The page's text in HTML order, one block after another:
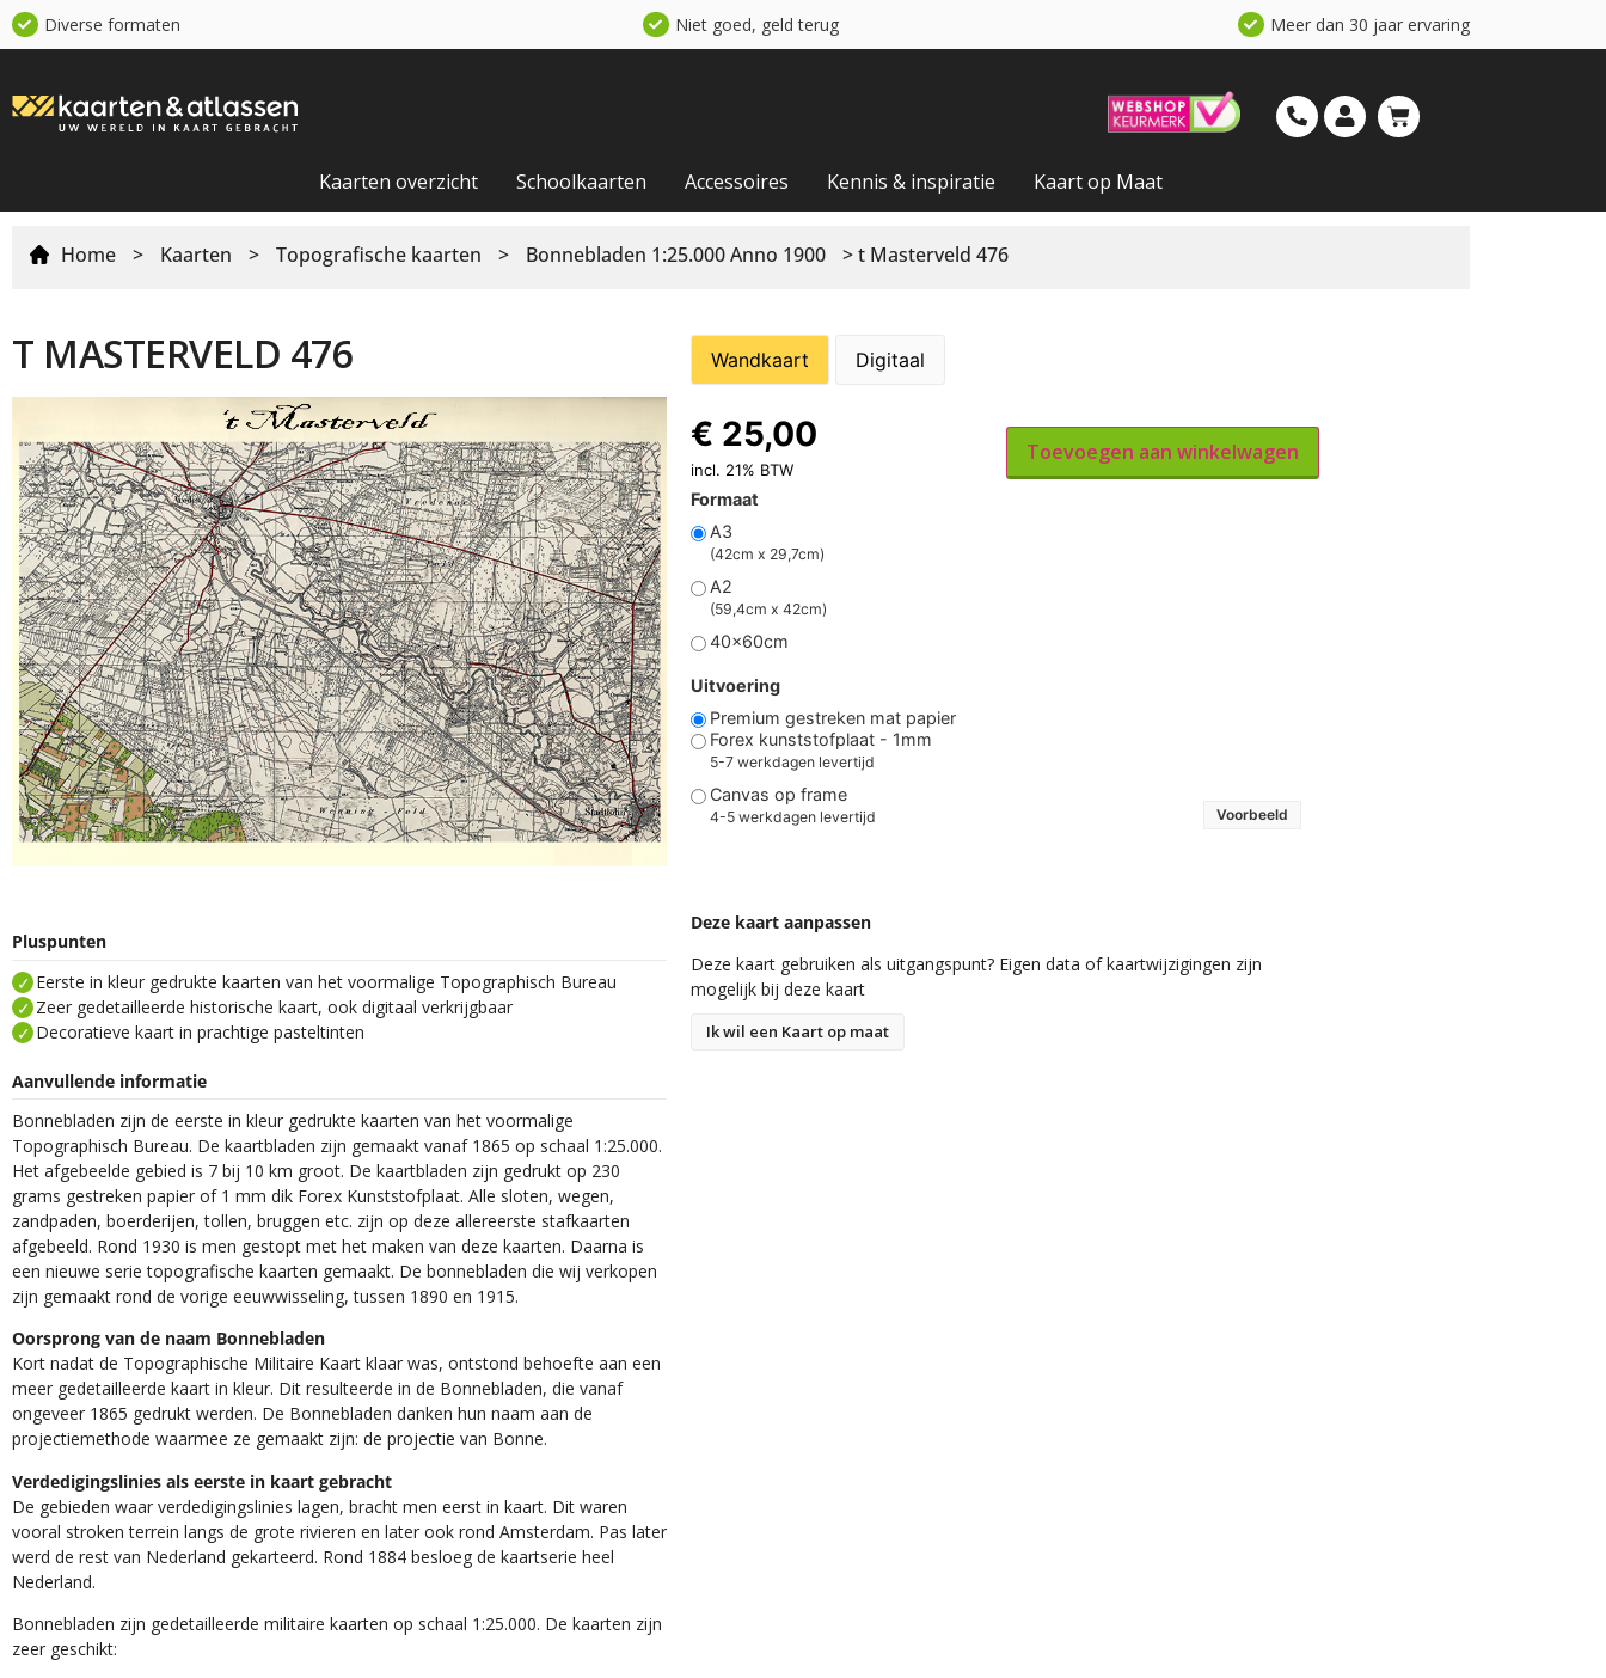
Diverse formaten Niet goed, geld terug Meer dan 30 jaar ervaring
Kaarten overzicht Schoolkaarten Accessoires Kennis & inspiratie Kaart op Maat
Home > Kaarten > Topografische kaarten > Bonnebladen 1:25.000 Anno 1900 > t Masterveld 476
T MASTERVELD 476
Pluspunten
Eerste in kleur gedrukte kaarten van het voormalige Topographisch Bureau
Zeer gedetailleerde historische kaart, ook digitaal verkrijgbaar
Decoratieve kaart in prachtige pasteltinten
Aanvullende informatie
Bonnebladen zijn de eerste in kleur gedrukte kaarten van het voormalige
Topographisch Bureau. De kaartbladen zijn gemaakt vanaf 1865 op schaal 1:25.000.
Het afgebeelde gebied is 7 bij 10 km groot. De kaartbladen zijn gedrukt op 230
grams gestreken papier of 1 mm dik Forex Kunststofplaat. Alle sloten, wegen,
zandpaden, boerderijen, tollen, bruggen etc. zijn op deze allereerste stafkaarten
afgebeeld. Rond 1930 is men gestopt met het maken van deze kaarten. Daarna is
een nieuwe serie topografische kaarten gemaakt. De bonnebladen die wij verkopen
zijn gemaakt rond de vorige eeuwwisseling, tussen 1890 en 1915.
Oorsprong van de naam Bonnebladen
Kort nadat de Topographische Militaire Kaart klaar was, ontstond behoefte aan een
meer gedetailleerde kaart in kleur. Dit resulteerde in de Bonnebladen, die vanaf
ongeveer 1865 gedrukt werden. De Bonnebladen danken hun naam aan de
projectiemethode waarmee ze gemaakt zijn: de projectie van Bonne.
Verdedigingslinies als eerste in kaart gebracht
De gebieden waar verdedigingslinies lagen, bracht men eerst in kaart. Dit waren
vooral stroken terrein langs de grote rivieren en later ook rond Amsterdam. Pas later
werd de rest van Nederland gekarteerd. Rond 1884 besloeg de kaartserie heel
Nederland.
Bonnebladen zijn gedetailleerde militaire kaarten op schaal 1:25.000. De kaarten zijn
zeer geschikt:​
Wandkaart Digitaal
Formaat
A3
(42cm x 29,7cm)
A2
(59,4cm x 42cm)
40x60cm
Uitvoering
Premium gestreken mat papier
Forex kunststofplaat - 1mm
5-7 werkdagen levertijd
Canvas op frame
4-5 werkdagen levertijd Voorbeeld
€ 25,00
incl. 21% BTW
Toevoegen aan winkelwagen
Deze kaart aanpassen
Deze kaart gebruiken als uitgangspunt? Eigen data of kaartwijzigingen zijn
mogelijk bij deze kaart
Ik wil een Kaart op maat